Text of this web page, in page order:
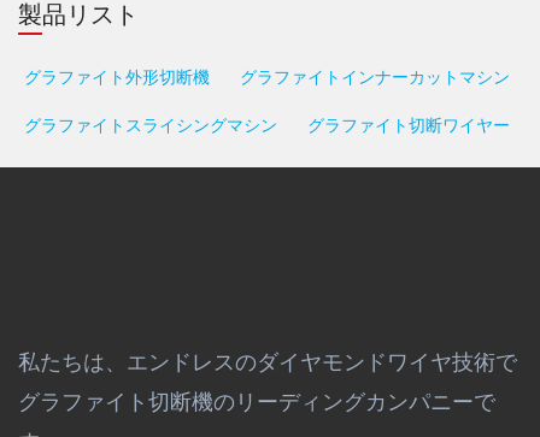
製品リスト
グラファイト外形切断機 グラファイトインナーカットマシン
グラファイトスライシングマシン グラファイト切断ワイヤー
私たちは、エンドレスのダイヤモンドワイヤ技術で
グラファイト切断機のリーディングカンパニーで